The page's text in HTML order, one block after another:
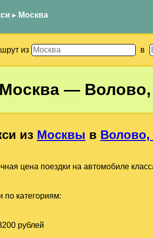
▸ Москва
из в
Москва—
из Москвы в Волово,
цена поездки на автомобиле
по категориям:
рублей